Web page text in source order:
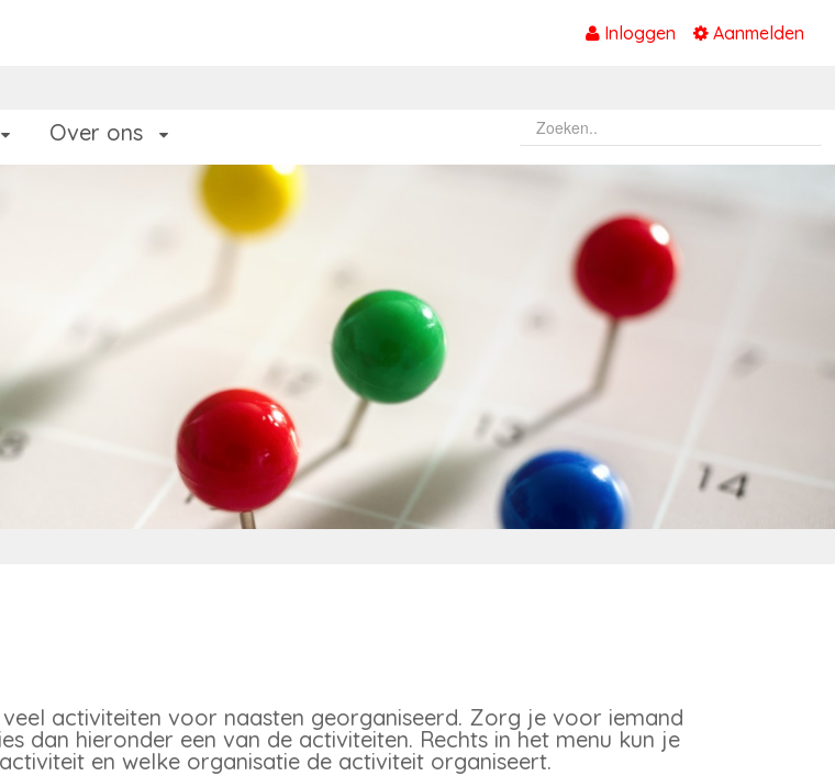
Inloggen Aanmelden
Over ons
activiteiten voor naasten georganiseerd. Zorg je voor iemand
dan hieronder een van de activiteiten. Rechts in het menu kun je
en welke organisatie de activiteit organiseert.